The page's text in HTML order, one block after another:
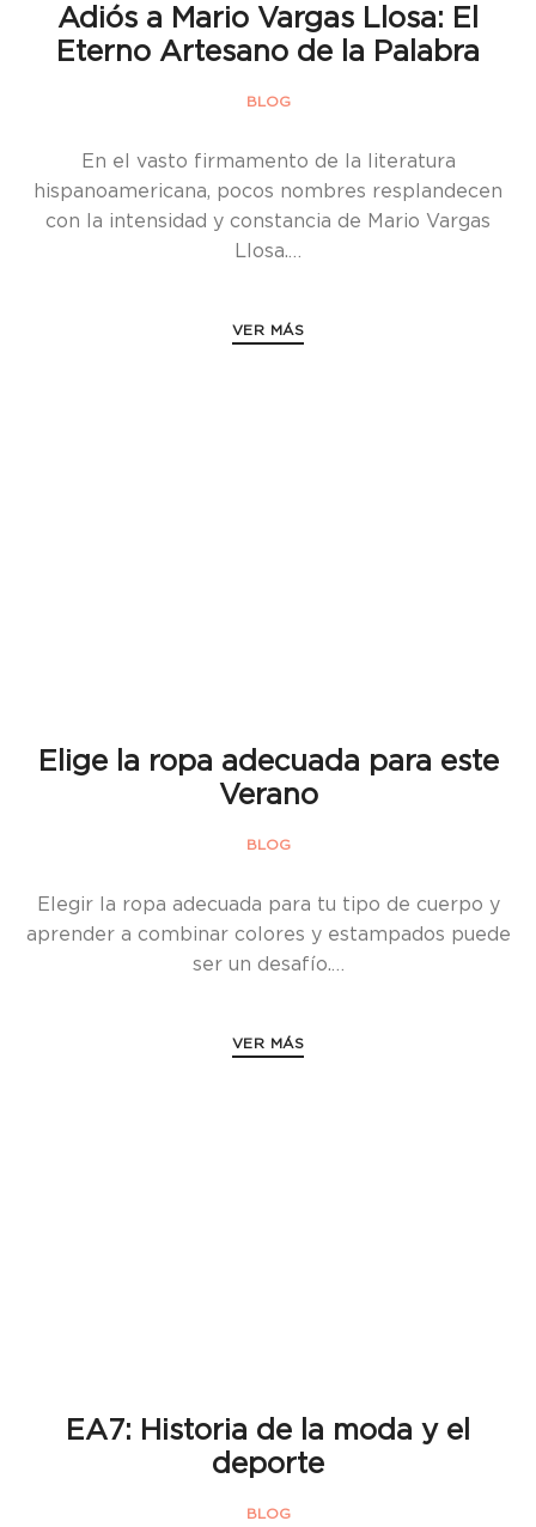
Adiós a Mario Vargas Llosa: El
Eterno Artesano de la Palabra
BLOG
En el vasto firmamento de la literatura
hispanoamericana, pocos nombres resplandecen
con la intensidad y constancia de Mario Vargas
Llosa.…
VER MÁS
Elige la ropa adecuada para este
Verano
BLOG
Elegir la ropa adecuada para tu tipo de cuerpo y
aprender a combinar colores y estampados puede
ser un desafío.…
VER MÁS
EA7: Historia de la moda y el
deporte
BLOG